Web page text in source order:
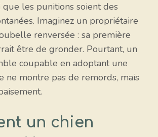
que les punitions soient des
Imaginez un propriétaire
renversée : sa première
être de gronder. Pourtant, un
coupable en adoptant une
ne montre pas de remords, mais
un chien